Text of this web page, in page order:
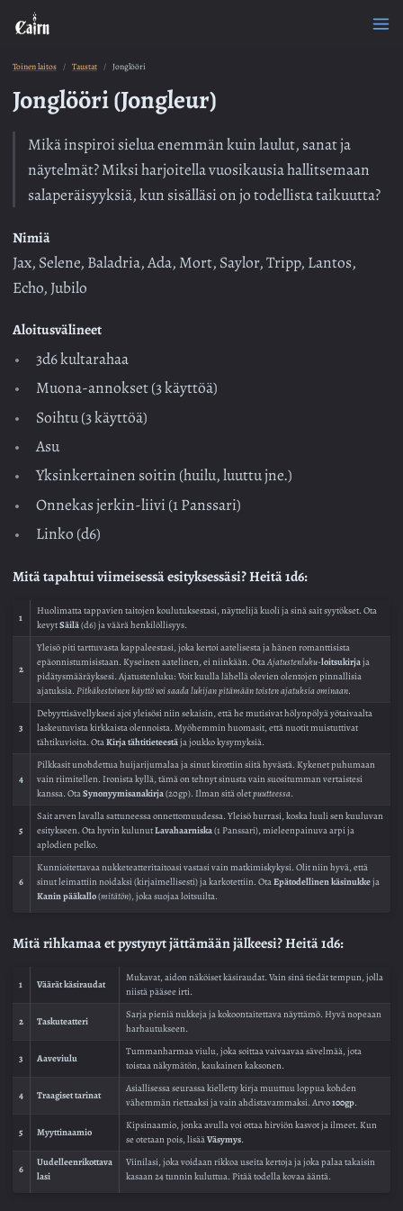
Toinen laitos Taustat Jonglööri
Jonglööri (Jongleur)
Mikä inspiroi sielua enemmän kuin laulut, sanat ja
näytelmät? Miksi harjoitella vuosikausia hallitsemaan
salaperäisyyksiä, kun sisälläsi on jo todellista taikuutta?
Nimiä
Jax, Selene, Baladria, Ada, Mort, Saylor, Tripp, Lantos,
Echo, Jubilo
Aloitusvälineet
3d6 kultarahaa
Muona-annokset (3 käyttöä)
Soihtu (3 käyttöä)
Asu
Yksinkertainen soitin (huilu, luuttu jne.)
Onnekas jerkin-liivi (1 Panssari)
Linko (d6)
Mitä tapahtui viimeisessä esityksessäsi? Heitä 1d6:
1
Huolimatta tappavien taitojen koulutuksestasi, näyttelijä kuoli ja sinä sait syytökset. Ota
kevytSäilä(d6) ja väärä henkilöllisyys.
2
Yleisö piti tarttuvasta kappaleestasi, joka kertoi aatelisesta ja hänen romanttisista
epäonnistumisistaan. Kyseinen aatelinen, ei niinkään. OtaAjatustenluku-loitsukirjaja
pidätysmääräyksesi. Ajatustenluku: Voit kuulla lähellä olevien olentojen pinnallisia
ajatuksia. Pitkäkestoinen käyttö voi saada lukijan pitämään toisten ajatuksia ominaan.
3
Debyyttisävellyksesi ajoi yleisösi niin sekaisin, että he mutisivat hölynpölyä yötaivaalta
laskeutuvista kirkkaista olennoista. Myöhemmin huomasit, että nuotit muistuttivat
tähtikuvioita. OtaKirja tähtitieteestäja joukko kysymyksiä.
4
Pilkkasit unohdettua huijarijumalaa ja sinut kirottiin siitä hyvästä. Kykenet puhumaan
vain riimitellen. Ironista kyllä, tämä on tehnyt sinusta vain suositumman vertaistesi
kanssa. OtaSynonyymisanakirja(20gp). Ilman sitä oletpuutteessa.
5
Sait arven lavalla sattuneessa onnettomuudessa. Yleisö hurrasi, koska luuli sen kuuluvan
esitykseen. Ota hyvin kulunutLavahaarniska(1 Panssari), mieleenpainuva arpi ja
aplodien pelko.
6
Kunnioitettavaa nukketeatteritaitoasi vastasi vain matkimiskykysi. Olit niin hyvä, että
sinut leimattiin noidaksi (kirjaimellisesti) ja karkotettiin. OtaEpätodellinen käsinukkeja
Kanin pääkallo(mitätön), joka suojaa loitsuilta.
Mitä rihkamaa et pystynyt jättämään jälkeesi? Heitä 1d6:
1 Väärät käsiraudat
Mukavat, aidon näköiset käsiraudat. Vain sinä tiedät tempun, jolla
niistä pääsee irti.
2 Taskuteatteri
Sarja pieniä nukkeja ja kokoontaitettava näyttämö. Hyvä nopeaan
harhautukseen.
3 Aaveviulu
Tummanharmaa viulu, joka soittaa vaivaavaa sävelmää, jota
toistaa näkymätön, kaukainen kaksonen.
4 Traagiset tarinat
Asiallisessa seurassa kielletty kirja muuttuu loppua kohden
vähemmän riettaaksi ja vain ahdistavammaksi. Arvo100gp.
5 Myyttinaamio
Kipsinaamio, jonka avulla voi ottaa hirviön kasvot ja ilmeet. Kun
se otetaan pois, lisääVäsymys.
6
Uudelleenrikottava
lasi
Viinilasi, joka voidaan rikkoa useita kertoja ja joka palaa takaisin
kasaan 24 tunnin kuluttua. Pitää todella kovaa ääntä.